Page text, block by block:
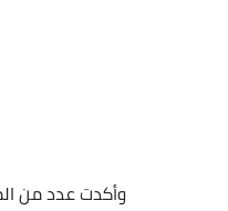
وأكدت عدد من